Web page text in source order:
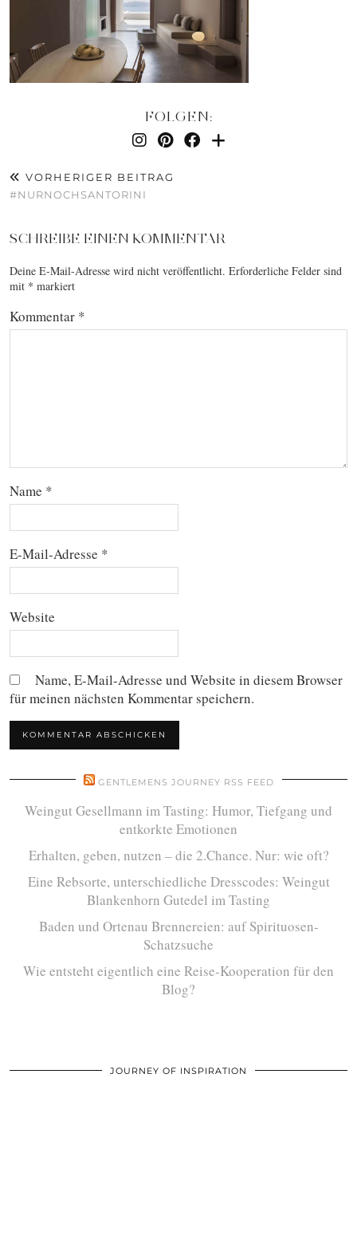
FOLGEN:
VORHERIGER BEITRAG
#NURNOCHSANTORINI
SCHREIBE EINEN KOMMENTAR
Deine E-Mail-Adresse wird nicht veröffentlicht. Erforderliche Felder sind
mit * markiert
Kommentar *
Name *
E-Mail-Adresse *
Website
Name, E-Mail-Adresse und Website in diesem Browser
für meinen nächsten Kommentar speichern.
GENTLEMENS JOURNEY RSS FEED
Weingut Gesellmann im Tasting: Humor, Tiefgang und
entkorkte Emotionen
Erhalten, geben, nutzen – die 2.Chance. Nur: wie oft?
Eine Rebsorte, unterschiedliche Dresscodes: Weingut
Blankenhorn Gutedel im Tasting
Baden und Ortenau Brennereien: auf Spirituosen-
Schatzsuche
Wie entsteht eigentlich eine Reise-Kooperation für den
Blog?
JOURNEY OF INSPIRATION